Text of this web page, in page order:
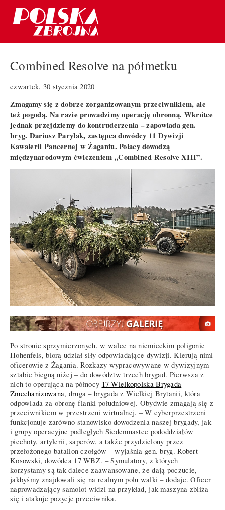
Combined Resolve na półmetku
czwartek, 30 stycznia 2020
Zmagamy się z dobrze zorganizowanym przeciwnikiem, ale
też pogodą. Na razie prowadzimy operację obronną. Wkrótce
jednak przejdziemy do kontruderzenia – zapowiada gen.
bryg. Dariusz Parylak, zastępca dowódcy 11 Dywizji
Kawalerii Pancernej w Żaganiu. Polacy dowodzą
międzynarodowym ćwiczeniem „Combined Resolve XIII”.
Po stronie sprzymierzonych, w walce na niemieckim poligonie
Hohenfels, biorą udział siły odpowiadające dywizji. Kierują nimi
oficerowie z Żagania. Rozkazy wypracowywane w dywizyjnym
sztabie biegną niżej – do dowództw trzech brygad. Pierwsza z
nich to operująca na północy 17 Wielkopolska Brygada
Zmechanizowana, druga – brygada z Wielkiej Brytanii, która
odpowiada za obronę flanki południowej. Obydwie zmagają się z
przeciwnikiem w przestrzeni wirtualnej. – W cyberprzestrzeni
funkcjonuje zarówno stanowisko dowodzenia naszej brygady, jak
i grupy operacyjne podległych Siedemnastce pododdziałów
piechoty, artylerii, saperów, a także przydzielony przez
przełożonego batalion czołgów – wyjaśnia gen. bryg. Robert
Kosowski, dowódca 17 WBZ. – Symulatory, z których
korzystamy są tak dalece zaawansowane, że dają poczucie,
jakbyśmy znajdowali się na realnym polu walki – dodaje. Oficer
naprowadzający samolot widzi na przykład, jak maszyna zbliża
się i atakuje pozycje przeciwnika.